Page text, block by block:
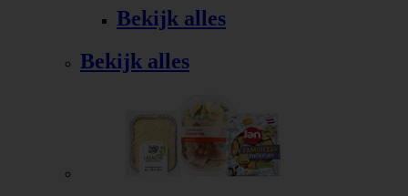
Bekijk alles
Bekijk alles